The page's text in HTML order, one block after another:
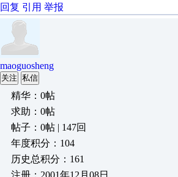
回复 引用 举报
maoguosheng
关注 私信
精华：0帖
求助：0帖
帖子：0帖 | 147回
年度积分：104
历史总积分：161
注册：2001年12月08日